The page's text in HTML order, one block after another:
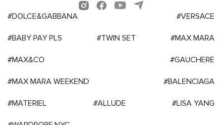
#DOLCE&GABBANA #VERSACE
#BABY PAY PLS #TWIN SET #MAX MARA
#MAX&CO #GAUCHERE
#MAX MARA WEEKEND #BALENCIAGA
#MATERIEL #ALLUDE #LISA YANG